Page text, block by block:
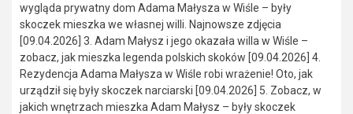
wygląda prywatny dom Adama Małysza w Wiśle – były
skoczek mieszka we własnej willi. Najnowsze zdjęcia
[09.04.2026] 3. Adam Małysz i jego okazała willa w Wiśle –
zobacz, jak mieszka legenda polskich skoków [09.04.2026] 4.
Rezydencja Adama Małysza w Wiśle robi wrażenie! Oto, jak
urządził się były skoczek narciarski [09.04.2026] 5. Zobacz, w
jakich wnętrzach mieszka Adam Małysz – były skoczek